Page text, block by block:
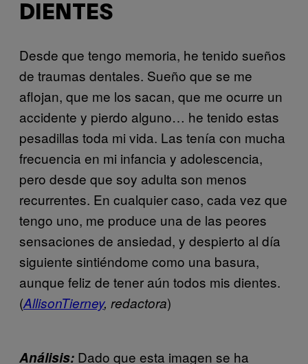
DIENTES
Desde que tengo memoria, he tenido sueños
de traumas dentales. Sueño que se me
aflojan, que me los sacan, que me ocurre un
accidente y pierdo alguno… he tenido estas
pesadillas toda mi vida. Las tenía con mucha
frecuencia en mi infancia y adolescencia,
pero desde que soy adulta son menos
recurrentes. En cualquier caso, cada vez que
tengo uno, me produce una de las peores
sensaciones de ansiedad, y despierto al día
siguiente sintiéndome como una basura,
aunque feliz de tener aún todos mis dientes.
(AllisonTierney, redactora)
Análisis: Dado que esta imagen se ha